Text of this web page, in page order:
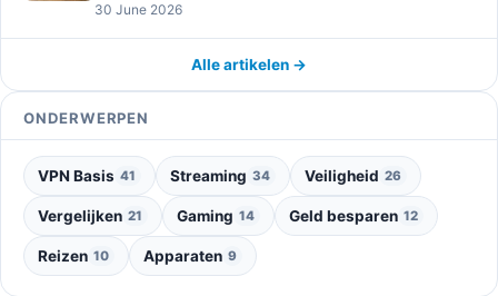
30 June 2026
Alle artikelen →
ONDERWERPEN
VPN Basis 41 Streaming 34 Veiligheid 26
Vergelijken 21 Gaming 14 Geld besparen 12
Reizen 10 Apparaten 9